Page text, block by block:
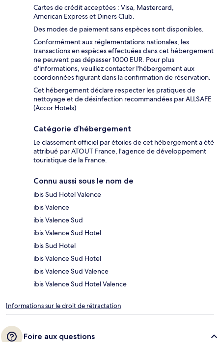
Cartes de crédit acceptées : Visa, Mastercard,
American Express et Diners Club.
Des modes de paiement sans espèces sont disponibles.
Conformément aux réglementations nationales, les
transactions en espèces effectuées dans cet hébergement
ne peuvent pas dépasser 1000 EUR. Pour plus
d'informations, veuillez contacter l'hébergement aux
coordonnées figurant dans la confirmation de réservation.
Cet hébergement déclare respecter les pratiques de
nettoyage et de désinfection recommandées par ALLSAFE
(Accor Hotels).
Catégorie d’hébergement
Le classement officiel par étoiles de cet hébergement a été
attribué par ATOUT France, l'agence de développement
touristique de la France.
Connu aussi sous le nom de
ibis Sud Hotel Valence
ibis Valence
ibis Valence Sud
ibis Valence Sud Hotel
ibis Sud Hotel
ibis Valence Sud Hotel
ibis Valence Sud Valence
ibis Valence Sud Hotel Valence
Informations sur le droit de rétractation
Foire aux questions